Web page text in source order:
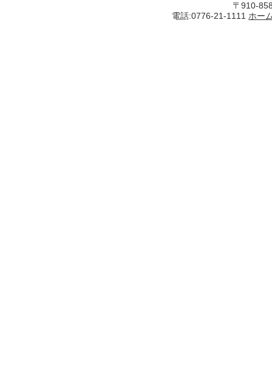
〒910-
電話:0776-21-1111 ホー